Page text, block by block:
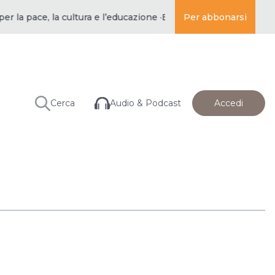
la cultura e l’educazione ·BUDDISMO E SOCIETÀ | per
Per abbonarsi
Cerca Audio & Podcast Accedi